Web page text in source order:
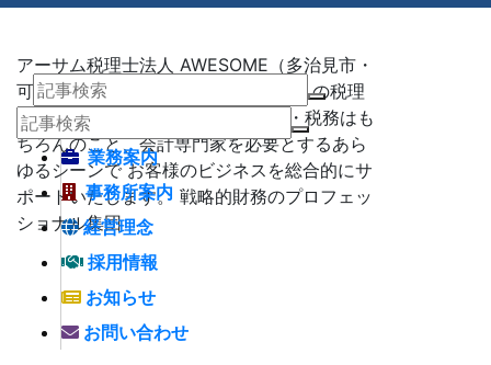
アーサム税理士法人 AWESOME（多治見市・
可児市・瑞浪市・土岐市） -地域No1 の税理
士法人 アーサム税理士法人 – 会計・税務はも
ちろんのこと、会計専門家を必要とするあら
ゆるシーンで お客様のビジネスを総合的にサ
ポートいたします。 戦略的財務のプロフェッ
ショナル集団
業務案内
事務所案内
経営理念
採用情報
お知らせ
お問い合わせ